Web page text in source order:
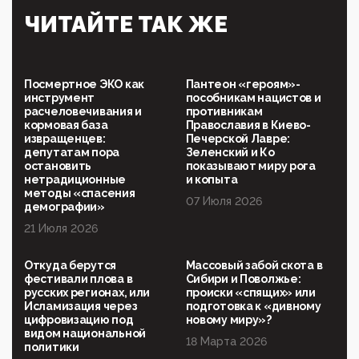
Симулякр патриотизма и благолепия:
профилактика негатива среди молодежи снова
120 лет парламентаризма: как институт
народовластия превратился в «чего изволите» для
Правительства и АП
06:29, 15 Апреля 2026
Социальный фонд России – пионер жесткого
внедрения цифроконцлагеря: работников СФР по
всей стране принуждают ставить MAX ID под
угрозой увольнения
10:02, 10 Апреля 2026
Президент РАН Красников о том, что родители в
ребенка:"...
09:07, 10 Апреля 2026
Ачто, так можно было?Стоило России хоть капельку
показать зубы, отправивроссийский фрегат
Адмир...
05:52, 10 Апреля 2026
ЧИТАЙТЕ ТАК ЖЕ
Посмертное ЭКО как
инструмент
расчеловечивания и
кормовая база
извращенцев:
депутатам пора
остановить
нетрадиционные
методы «спасения
демографии»
21 Июля 2026
Пантеон «героям»-
пособникам нацистов и
противникам
Православия в Киево-
Печерской Лавре:
Зеленский и Ко
показывают миру рога
и копыта
07 Июля 2026
Откуда берутся
фестивали плова в
русских регионах, или
Исламизация через
цифровизацию под
видом национальной
политики
Массовый забой скота в
Сибири и Поволжье:
происки «спящих» или
подготовка к «дивному
новому миру»?
18 Марта 2026